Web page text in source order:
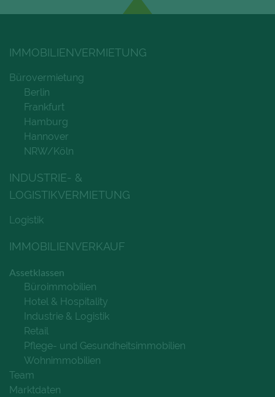
IMMOBILIENVERMIETUNG
Bürovermietung
Berlin
Frankfurt
Hamburg
Hannover
NRW/Köln
INDUSTRIE- &
LOGISTIKVERMIETUNG
Logistik
IMMOBILIENVERKAUF
Assetklassen
Büroimmobilien
Hotel & Hospitality
Industrie & Logistik
Retail
Pflege- und Gesundheitsimmobilien
Wohnimmobilien
Team
Marktdaten